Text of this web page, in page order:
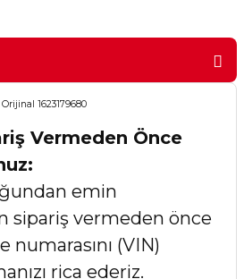
1623179680
Vermeden Önce
emin
sipariş vermeden önce
numarasını (VIN)
rica ederiz.